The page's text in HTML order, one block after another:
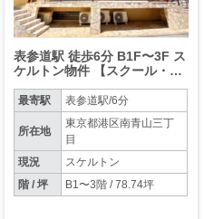
表参道駅 徒歩6分 B1F〜3F ス
ケルトン物件 【スクール・美
オ・マッサージ可】
最寄駅 表参道駅/6分
所在地
東京都港区南青山三丁
目
現況
スケルトン
階 / 坪
B1〜3階 / 78.74坪